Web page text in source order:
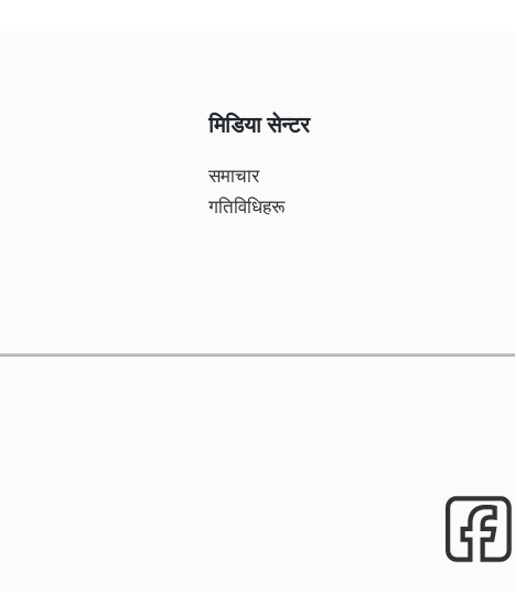
मिडिया सेन्टर
समाचार
गतिविधिहरू